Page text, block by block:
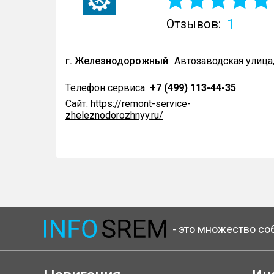
Отзывов: 1
г. Железнодорожный Автозаводская
Телефон сервиса: +7 (499) 113-44-35
Сайт: https://remont-service-
zheleznodorozhnyy.ru/
- это множество